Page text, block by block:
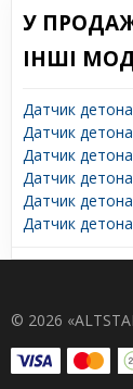
У
ІНШІ
Датчик
Датчик
Датчик
Датчик
Датчик
Датчик
© 2026